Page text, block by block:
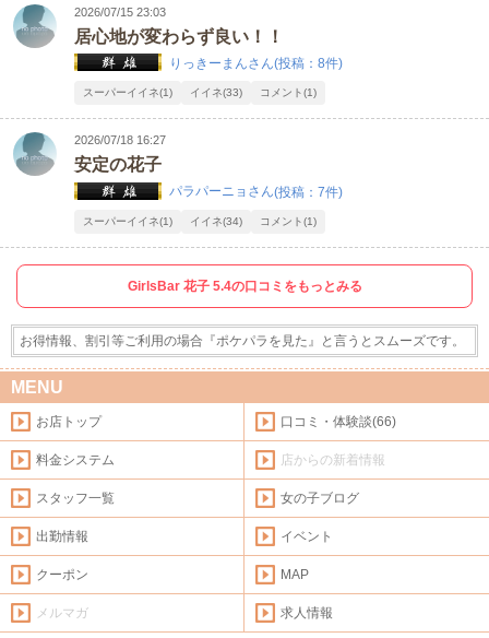
2026/07/15 23:03
居心地が変わらず良い！！
りっきーまんさん(投稿：8件)
スーパーイイネ(1) イイネ(33) コメント(1)
2026/07/18 16:27
安定の花子
パラパーニョさん(投稿：7件)
スーパーイイネ(1) イイネ(34) コメント(1)
GirlsBar 花子 5.4の口コミをもっとみる
お得情報、割引等ご利用の場合『ポケパラを見た』と言うとスムーズです。
MENU
お店トップ 口コミ・体験談(66)
料金システム 店からの新着情報
スタッフ一覧 女の子ブログ
出勤情報 イベント
クーポン MAP
メルマガ 求人情報